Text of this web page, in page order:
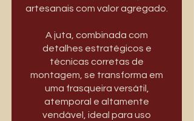
artesanais com valor agregado.
A juta, combinada com
detalhes estratégicos e
técnicas corretas de
montagem, se transforma em
uma frasqueira versátil,
atemporal e altamente
vendável, ideal para uso